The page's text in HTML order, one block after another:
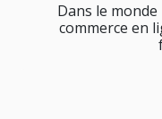
Dans le monde
commerce en